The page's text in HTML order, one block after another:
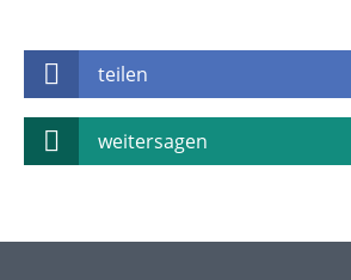
teilen
weitersagen